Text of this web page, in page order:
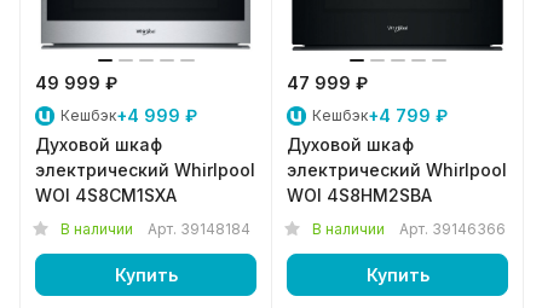
49 999 ₽
Кешбэк+4 999 ₽
Духовой шкаф
электрический Whirlpool
WOI 4S8CM1SXA
В наличии Арт. 39148184
Купить
47 999 ₽
Кешбэк+4 799 ₽
Духовой шкаф
электрический Whirlpool
WOI 4S8HM2SBA
В наличии Арт. 39146366
Купить